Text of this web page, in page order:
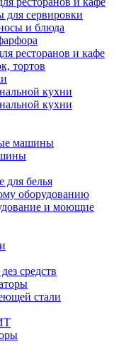
сервировки
и блюда
ресторанов и кафе
тортов
кухни
кухни
машины
для белья
оборудованию
и моющие
средств
стали